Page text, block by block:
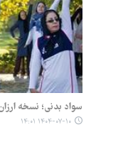
سواد بدنی؛ نسخه
۱۴۰۴-۰۷-۱۰ ۱۴:۰۱